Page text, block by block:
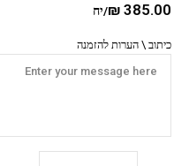
₪ 385.00 /יח
כיתוב \ הערות להזמנה